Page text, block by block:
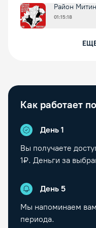
Район
01:15:18
Как работает
День 1
Вы получаете
1₽. Деньги за
День 5
Мы напоминаем
периода.